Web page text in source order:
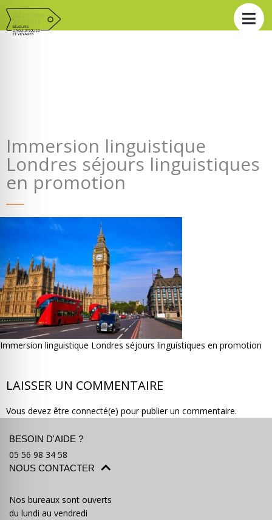
Immersion linguistique
Londres séjours linguistiques
en promotion
Immersion linguistique Londres séjours linguistiques en promotion
LAISSER UN COMMENTAIRE
Vous devez être connecté(e) pour publier un commentaire.
BESOIN D'AIDE ?
05 56 98 34 58
NOUS CONTACTER
Nos bureaux sont ouverts
du lundi au vendredi
Devis & contact